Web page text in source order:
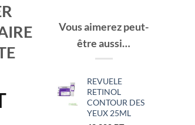
Le
Vous aimerez peut-
être aussi…
REVUELE
RETINOL
CONTOUR DES
YEUX 25ML